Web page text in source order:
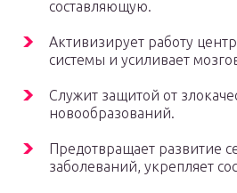
составляющую.
Активизирует работу
системы и усиливает
Служит защитой от
новообразований.
Предотвращает развитие
заболеваний, укрепляет